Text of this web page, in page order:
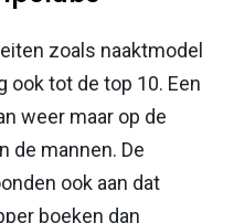
zoals naaktmodel
ook tot de top 10. Een
weer maar op de
de mannen. De
ook aan dat
boeken dan